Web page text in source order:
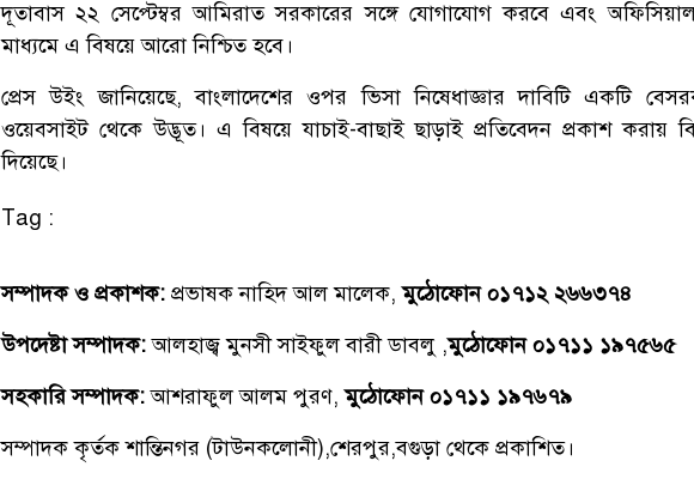
দূতাবাস ২২ সেপ্টেম্বর আমিরাত সরকারের সঙ্গে যোগাযোগ করবে এবং অফিসিয়াল
মাধ্যমে এ বিষয়ে আরো নিশ্চিত হবে।
প্রেস উইং জানিয়েছে, বাংলাদেশের ওপর ভিসা নিষেধাজ্ঞার দাবিটি একটি
ওয়েবসাইট থেকে উদ্ভূত। এ বিষয়ে যাচাই-বাছাই ছাড়াই প্রতিবেদন প্রকাশ করায়
দিয়েছে।
Tag :
সম্পাদক ও প্রকাশক: প্রভাষক নাহিদ আল মালেক,মুঠোফোন ০১৭১২ ২৬৬৩৭৪
উপদেষ্টা সম্পাদক:আলহাজ্ব মুনসী সাইফুল বারী ডাবলু ,মুঠোফোন ০১৭১১ ১৯৭৫৬৫
সহকারি সম্পাদক:আশরাফুল আলম পুরণ,মুঠোফোন ০১৭১১ ১৯৭৬৭৯
সম্পাদক কৃর্তক শান্তিনগর (টাউনকলোনী),শেরপুর,বগুড়া থেকে প্রকাশিত।